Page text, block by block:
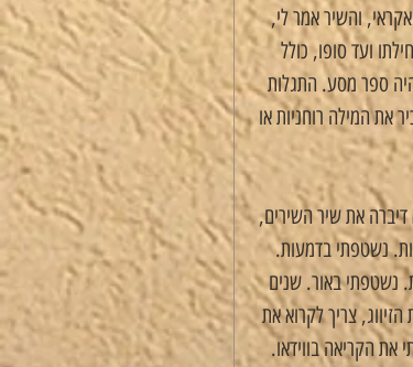
פתחתי באקראי, והשיר אמר לי,
ועד סופו, כולל
ספר מסע. התגלות
את המילה רוחניות או
דיברה את שיר השירים,
נשטפתי בדמעות.
נשטפתי באור. שנים
צריך לקרוא את
את הקריאה בווידאו.